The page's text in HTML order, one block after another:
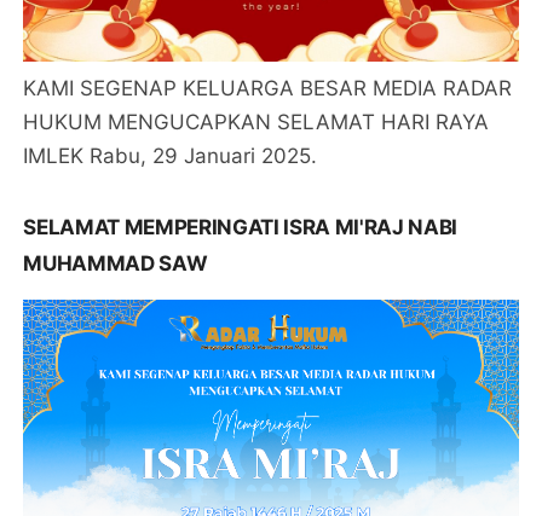
KAMI SEGENAP KELUARGA BESAR MEDIA RADAR
HUKUM MENGUCAPKAN SELAMAT HARI RAYA
IMLEK Rabu, 29 Januari 2025.
SELAMAT MEMPERINGATI ISRA MI'RAJ NABI
MUHAMMAD SAW